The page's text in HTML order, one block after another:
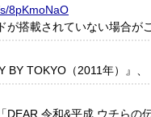
8pKmoNaO
搭載されていない場合が
BY TOKYO（2011年）』
DEAR 令和&平成 ウチらの